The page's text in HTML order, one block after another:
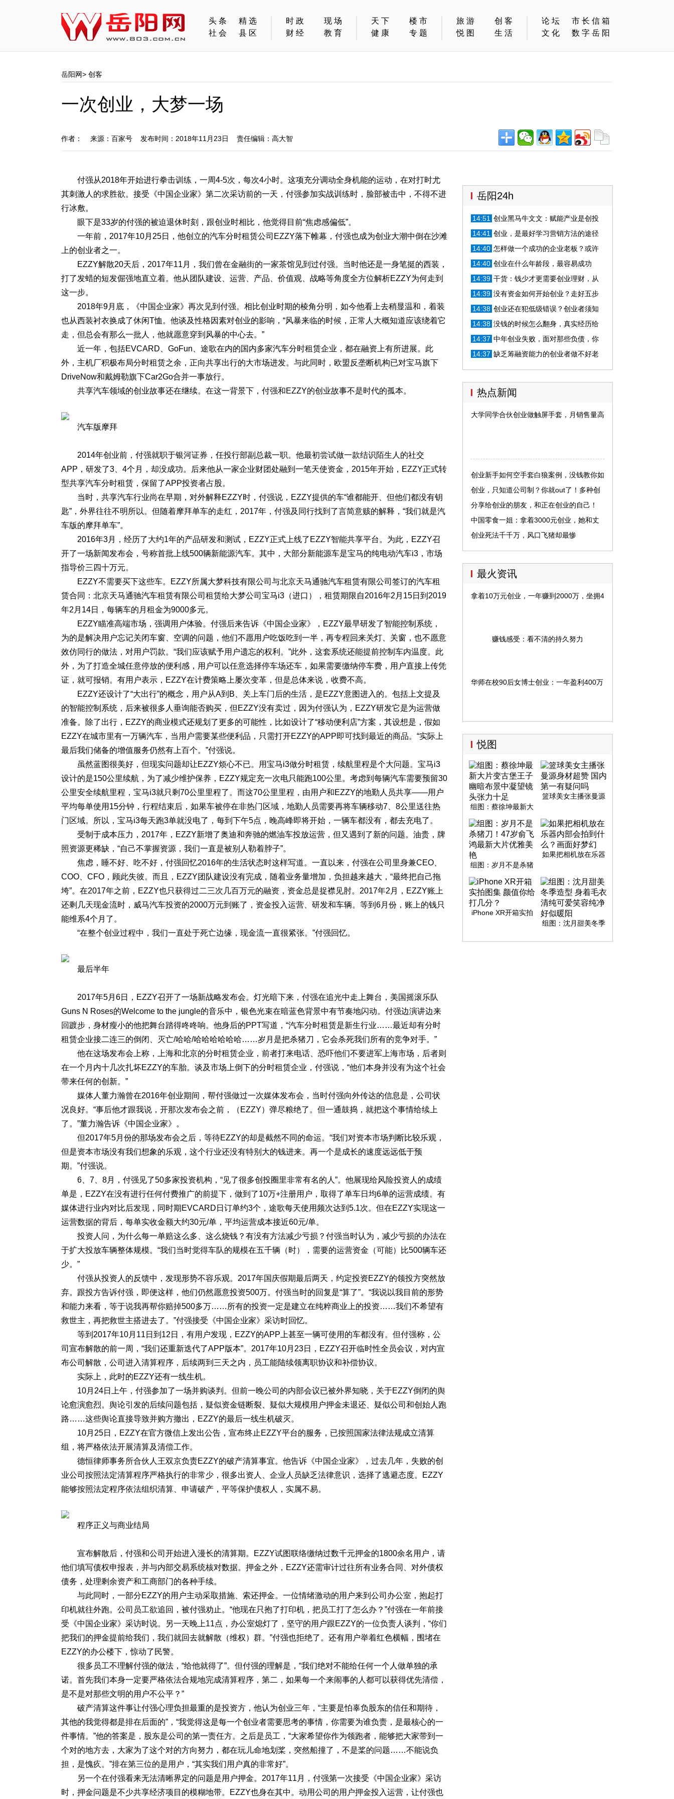
头条
精选
社会
县区
时政
现场
财经
教育
天下
楼市
健康
专题
旅游
创客
悦图
生活
论坛
市长信箱
文化
数字岳阳
岳阳网> 创客
一次创业，大梦一场
作者： 来源：百家号 发布时间：2018年11月23日 责任编辑：高大智
付强从2018年开始进行拳击训练，一周4-5次，每次4小时。这项充分调动全身机能的运动，在对打时尤
其刺激人的求胜欲。接受《中国企业家》第二次采访前的一天，付强参加实战训练时，脸部被击中，不得不进
行冰敷。
眼下是33岁的付强的被迫退休时刻，跟创业时相比，他觉得目前“焦虑感偏低”。
一年前，2017年10月25日，他创立的汽车分时租赁公司EZZY落下帷幕，付强也成为创业大潮中倒在沙滩
上的创业者之一。
EZZY解散20天后，2017年11月，我们曾在金融街的一家茶馆见到过付强。当时他还是一身笔挺的西装，
打了发蜡的短发倔强地直立着。他从团队建设、运营、产品、价值观、战略等角度全方位解析EZZY为何走到
这一步。
2018年9月底，《中国企业家》再次见到付强。相比创业时期的棱角分明，如今他看上去稍显温和，着装
也从西装衬衣换成了休闲T恤。他谈及性格因素对创业的影响，“风暴来临的时候，正常人大概知道应该绕着它
走，但总会有那么一批人，他就愿意穿到风暴的中心去。”
近一年，包括EVCARD、GoFun、途歌在内的国内多家汽车分时租赁企业，都在融资上有所进展。此
外，主机厂积极布局分时租赁之余，正向共享出行的大市场进发。与此同时，欧盟反垄断机构已对宝马旗下
DriveNow和戴姆勒旗下Car2Go合并一事放行。
共享汽车领域的创业故事还在继续。在这一背景下，付强和EZZY的创业故事不是时代的孤本。
汽车版摩拜
2014年创业前，付强就职于银河证券，任投行部副总裁一职。他最初尝试做一款结识陌生人的社交
APP，研发了3、4个月，却没成功。后来他从一家企业财团处融到一笔天使资金，2015年开始，EZZY正式转
型共享汽车分时租赁，保留了APP投资者占股。
当时，共享汽车行业尚在早期，对外解释EZZY时，付强说，EZZY提供的车“谁都能开、但他们都没有钥
匙”，外界往往不明所以。但随着摩拜单车的走红，2017年，付强及同行找到了言简意赅的解释，“我们就是汽
车版的摩拜单车”。
2016年3月，经历了大约1年的产品研发和测试，EZZY正式上线了EZZY智能共享平台。为此，EZZY召
开了一场新闻发布会，号称首批上线500辆新能源汽车。其中，大部分新能源车是宝马的纯电动汽车i3，市场
指导价三四十万元。
EZZY不需要买下这些车。EZZY所属大梦科技有限公司与北京天马通驰汽车租赁有限公司签订的汽车租
赁合同：北京天马通驰汽车租赁有限公司租赁给大梦公司宝马i3（进口），租赁期限自2016年2月15日到2019
年2月14日，每辆车的月租金为9000多元。
EZZY瞄准高端市场，强调用户体验。付强后来告诉《中国企业家》，EZZY最早研发了智能控制系统，
为的是解决用户忘记关闭车窗、空调的问题，他们不愿用户吃饭吃到一半，再专程回来关灯、关窗，也不愿意
效仿同行的做法，对用户罚款。“我们应该赋予用户遗忘的权利。”此外，这套系统还能提前控制车内温度。此
外，为了打造全城任意停放的便利感，用户可以任意选择停车场还车，如果需要缴纳停车费，用户直接上传凭
证，就可报销。有用户表示，EZZY在计费策略上屡次变革，但是总体来说，收费不高。
EZZY还设计了“大出行”的概念，用户从A到B、关上车门后的生活，是EZZY意图进入的。包括上文提及
的智能控制系统，后来被很多人垂询能否购买，但EZZY没有卖过，因为付强认为，EZZY研发它是为运营做
准备。除了出行，EZZY的商业模式还规划了更多的可能性，比如设计了“移动便利店”方案，其设想是，假如
EZZY在城市里有一万辆汽车，当用户需要某些便利品，只需打开EZZY的APP即可找到最近的商品。“实际上
最后我们储备的增值服务仍然有上百个。”付强说。
虽然蓝图很美好，但现实问题却让EZZY烦心不已。用宝马i3做分时租赁，续航里程是个大问题。宝马i3
设计的是150公里续航，为了减少维护保养，EZZY规定充一次电只能跑100公里。考虑到每辆汽车需要预留30
公里安全续航里程，宝马i3就只剩70公里里程了。而这70公里里程，由用户和EZZY的地勤人员共享——用户
平均每单使用15分钟，行程结束后，如果车被停在非热门区域，地勤人员需要再将车辆移动7、8公里送往热
门区域。所以，宝马i3每天跑3单就没电了，每到下午5点，晚高峰即将开始，一辆车都没有，都去充电了。
受制于成本压力，2017年，EZZY新增了奥迪和奔驰的燃油车投放运营，但又遇到了新的问题。油贵，牌
照资源更稀缺，“自己不掌握资源，我们一直是被别人勒着脖子”。
焦虑，睡不好、吃不好，付强回忆2016年的生活状态时这样写道。一直以来，付强在公司里身兼CEO、
COO、CFO，顾此失彼。而且，EZZY团队建设没有完成，随着业务量增加，负担越来越大，“最终把自己拖
垮”。在2017年之前，EZZY也只获得过二三次几百万元的融资，资金总是捉襟见肘。2017年2月，EZZY账上
还剩几天现金流时，威马汽车投资的2000万元到账了，资金投入运营、研发和车辆。等到6月份，账上的钱只
能维系4个月了。
“在整个创业过程中，我们一直处于死亡边缘，现金流一直很紧张。”付强回忆。
最后半年
2017年5月6日，EZZY召开了一场新战略发布会。灯光暗下来，付强在追光中走上舞台，美国摇滚乐队
Guns N Roses的Welcome to the jungle的音乐中，银色光束在暗蓝色背景中有节奏地闪动。付强边演讲边来
回踱步，身材瘦小的他把舞台踏得咚咚响。他身后的PPT写道，“汽车分时租赁是新生行业……最近却有分时
租赁企业接二连三的倒闭、灭亡/哈哈/哈哈哈哈哈哈……岁月是把杀猪刀，它会杀死我们所有的竞争对手。”
他在这场发布会上称，上海和北京的分时租赁企业，前者打来电话、恐吓他们不要进军上海市场，后者则
在一个月内十几次扎坏EZZY的车胎。谈及市场上倒下的分时租赁企业，付强说，“他们本身并没有为这个社会
带来任何的创新。”
媒体人董力瀚曾在2016年创业期间，帮付强做过一次媒体发布会，当时付强向外传达的信息是，公司状
况良好。“事后他才跟我说，开那次发布会之前，（EZZY）弹尽粮绝了。但一通鼓捣，就把这个事情给续上
了。”董力瀚告诉《中国企业家》。
但2017年5月份的那场发布会之后，等待EZZY的却是截然不同的命运。“我们对资本市场判断比较乐观，
但是资本市场没有我们想象的乐观，这个行业还没有特别大的钱进来。再一个是成长的速度远远低于预
期。”付强说。
6、7、8月，付强见了50多家投资机构，“见了很多创投圈里非常有名的人”。他展现给风险投资人的成绩
单是，EZZY在没有进行任何付费推广的前提下，做到了10万+注册用户，取得了单车日均6单的运营成绩。有
媒体进行业内对比后发现，同时期EVCARD日订单约3个，途歌每天使用频次达到5.1次。但在EZZY实现这一
运营数据的背后，每单实收金额大约30元/单，平均运营成本接近60元/单。
投资人问，为什么每一单赔这么多、这么烧钱？有没有方法减少亏损？付强当时认为，减少亏损的办法在
于扩大投放车辆整体规模。“我们当时觉得车队的规模在五千辆（时），需要的运营资金（可能）比500辆车还
少。”
付强从投资人的反馈中，发现形势不容乐观。2017年国庆假期最后两天，约定投资EZZY的领投方突然放
弃。跟投方告诉付强，即便这样，他们仍然愿意投资500万。付强当时的回复是“算了”。“我说以我目前的形势
和能力来看，等于说我再帮你赔掉500多万……所有的投资一定是建立在纯粹商业上的投资……我们不希望有
救世主，再把救世主搭进去了。”付强接受《中国企业家》采访时回忆。
等到2017年10月11日到12日，有用户发现，EZZY的APP上甚至一辆可使用的车都没有。但付强称，公
司宣布解散的前一周，“我们还重新迭代了APP版本”。2017年10月23日，EZZY召开临时性全员会议，对内宣
布公司解散，公司进入清算程序，后续两到三天之内，员工能陆续领离职协议和补偿协议。
实际上，此时的EZZY还有一线生机。
10月24日上午，付强参加了一场并购谈判。但前一晚公司的内部会议已被外界知晓，关于EZZY倒闭的舆
论愈演愈烈。舆论引发的后续问题包括，疑似资金链断裂、疑似大规模用户押金未退还、疑似公司和创始人跑
路……这些舆论直接导致并购方撤出，EZZY的最后一线生机破灭。
10月25日，EZZY在官方微信上发出公告，宣布终止EZZY平台的服务，已按照国家法律法规成立清算
组，将严格依法开展清算及清偿工作。
德恒律师事务所合伙人王双京负责EZZY的破产清算事宜。他告诉《中国企业家》，过去几年，失败的创
业公司按照法定清算程序严格执行的非常少，很多出资人、企业人员缺乏法律意识，选择了逃避态度。EZZY
能够按照法定程序依法组织清算、申请破产，平等保护债权人，实属不易。
程序正义与商业结局
宣布解散后，付强和公司开始进入漫长的清算期。EZZY试图联络缴纳过数千元押金的1800余名用户，请
他们填写债权申报表，并与内部交易系统核对数据。押金之外，EZZY还需审计过往所有业务合同、对外债权
债务，处理剩余资产和工商部门的各种手续。
与此同时，一部分EZZY的用户主动采取措施、索还押金。一位情绪激动的用户来到公司办公室，抱起打
印机就往外跑。公司员工欲追回，被付强劝止。“他现在只抱了打印机，把员工打了怎么办？”付强在一年前接
受《中国企业家》采访时说。另一天晚上11点，办公室熄灯了，坚守的用户跟EZZY的一位负责人谈判，“你们
把我们的押金提前给我们，我们就回去就解散（维权）群。”付强也拒绝了。还有用户举着红色横幅，围堵在
EZZY的办公楼下，惊动了民警。
很多员工不理解付强的做法，“给他就得了”。但付强的理解是，“我们绝对不能给任何一个人做单独的承
诺。首先我们本身一定要严格依法合规地完成清算程序，第二，如果每一个来闹事的人都可以获得优先清偿，
是不是对那些文明的用户不公平？”
破产清算这件事让付强心理负担最重的是投资方，他认为创业三年，“主要是怕辜负股东的信任和期待，
其他的我觉得都是排在后面的”，“我觉得这是每一个创业者需要思考的事情，你需要为谁负责，是最核心的一
件事情。”他的答案是，股东是公司的第一责任方。之后是员工，“大家希望你作为领跑者，能够把大家带到一
个对的地方去，大家为了这个对的方向努力，都在玩儿命地划桨，突然船撞了，不是桨的问题……不能说负
担，是愧疚。”排在第三位的是用户，“其实我们用户真的非常好”。
另一个在付强看来无法清晰界定的问题是用户押金。2017年11月，付强第一次接受《中国企业家》采访
时，押金问题是不少共享经济项目的模糊地带。EZZY也身在其中。动用公司的用户押金投入运营，让付强也
岳阳24h
14:51 创业黑马牛文文：赋能产业是创投
走出低谷的希望
14:41 创业，是最好学习营销方法的途径
14:40 怎样做一个成功的企业老板？或许
你应该具备这几个特质！
14:40 创业在什么年龄段，最容易成功
呢？看完你就知道了
14:39 干货：钱少才更需要创业理财，从
零开始不晚！
14:39 没有资金如何开始创业？走好五步
棋
14:38 创业还在犯低级错误？创业者须知
的几个陷阱！
14:38 没钱的时候怎么翻身，真实经历给
你这几点建议
14:37 中年创业失败，面对那些负债，你
又该怎么做呢？这些建议送给你！
14:37 缺乏筹融资能力的创业者做不好老
板？
热点新闻
大学同学合伙创业做触屏手套，月销售量高达几十万双
创业新手如何空手套白狼案例，没钱教你如
何创业
创业，只知道公司制？你就out了！多种创
业形式，为你省时省力！
分享给创业的朋友，和正在创业的自己！
中国零食一姐：拿着3000元创业，她和丈
夫开了2600多家连锁店
创业死法千千万，风口飞猪却最惨
最火资讯
拿着10万元创业，一年赚到2000万，坐拥448亿资产
赚钱感受：看不清的持久努力
华师在校90后女博士创业：一年盈利400万，融资2亿元
悦图
组图：蔡徐坤最新大
景中凝望镜头张力十
足
篮球美女主播张曼源
组图：岁月不是杀猪
大片优雅美艳
如果把相机放在乐器
iPhone XR开箱实拍
组图：沈月甜美冬季